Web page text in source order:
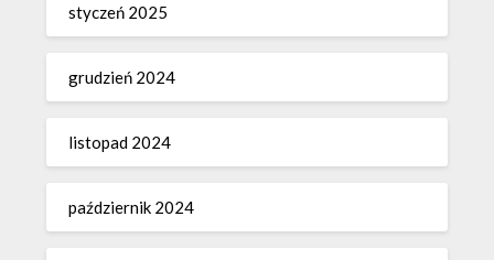
styczeń 2025
grudzień 2024
listopad 2024
październik 2024